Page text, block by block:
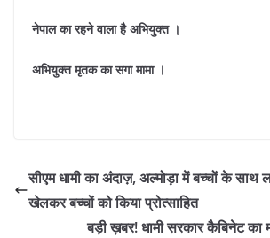
नेपाल का रहने वाला है अभियुक्त ।
अभियुक्त मृतक का सगा मामा ।
सीएम धामी का अंदाज़, अल्मोड़ा में बच्चों के साथ
खेलकर बच्चों को किया प्रोत्साहित
बड़ी ख़बर! धामी सरकार कैबिनेट का